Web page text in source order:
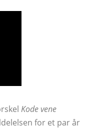
Kode vene
for et par år